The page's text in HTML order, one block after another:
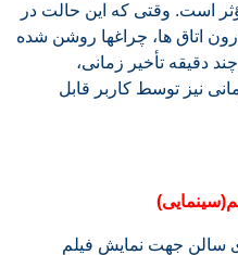
است. وقتی که این حالت در
اتاق ها، چراغها روشن شده
دقیقه تأخیر زمانی،
نیز توسط کاربر قابل
سالن جهت نمایش فیلم